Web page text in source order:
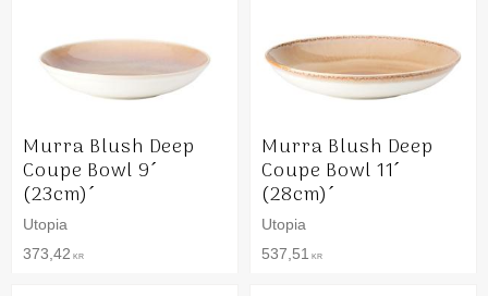
Murra Blush Deep
Coupe Bowl 9´
(23cm)´
Utopia
373,42 KR
Murra Blush Deep
Coupe Bowl 11´
(28cm)´
Utopia
537,51
KR